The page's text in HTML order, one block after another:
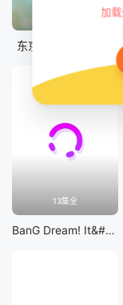
东京猫猫 NEW～♡
13集全
BanG Dream! It&#039;s MyGO!!!!!
加